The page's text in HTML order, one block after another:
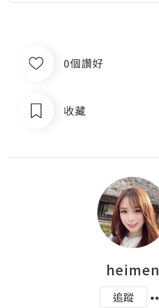
0個讚好
收藏
heimen
追蹤